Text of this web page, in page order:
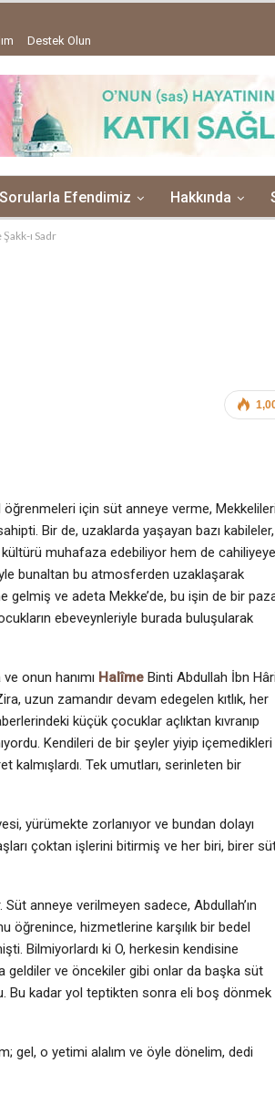
Destek Olun
Sorularla Efendimiz Hakkında
ı Sadr
için süt anneye verme,
Bir de, uzaklarda yaşayan bazı kabileler,
kültürü muhafaza edebiliyor hem de cahiliyeye
bunaltan bu atmosferden uzaklaşarak
gelmiş ve adeta Mekke’de, bu işin de bir
ebeveynleriyle burada buluşularak
onun hanımı Halîme Binti Abdullah İbn
uzun zamandır devam edegelen kıtlık, her
küçük çocuklar açlıktan kıvranıp
Kendileri de bir şeyler yiyip içemedikleri
Tek umutları, serinleten bir
yürümekte zorlanıyor ve bundan dolayı
çoktan işlerini bitirmiş ve her biri, birer
anneye verilmeyen sadece, Abdullah’ın
öğrenince, hizmetlerine karşılık bir bedel
Bilmiyorlardı ki O, herkesin kendisine
geldiler ve öncekiler gibi onlar da başka süt
Bu kadar yol teptikten sonra eli boş dönmek
gel, o yetimi alalım ve öyle dönelim, dedi